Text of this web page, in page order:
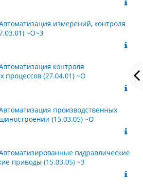
измерений, контроля
~О~З
контроля
процессов (27.04.01) ~О
производственных
(15.03.05) ~О
гидравлические
приводы (15.03.05) ~З